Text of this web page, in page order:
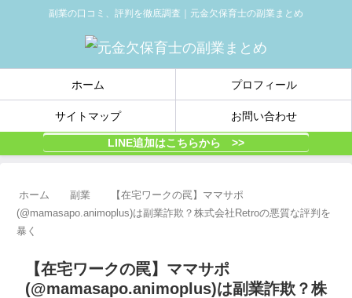
副業の口コミ、評判を徹底調査｜元金欠保育士の副業まとめ
ホーム プロフィール
サイトマップ お問い合わせ
LINE追加はこちらから >>
ホーム 副業
【在宅ワークの罠】ママサポ
(@mamasapo.animoplus)は副業詐欺？株式会社Retroの悪質な評判を
暴く
【在宅ワークの罠】ママサポ
(@mamasapo.animoplus)は副業詐欺？株